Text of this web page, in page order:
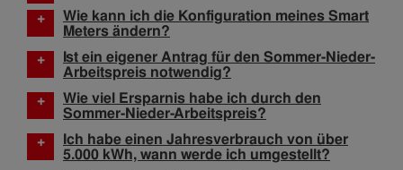
+
Wie kann ich die Konfiguration meines Smart
Meters ändern?
+
Ist ein eigener Antrag für den Sommer-Nieder-
Arbeitspreis notwendig?
+
Wie viel Ersparnis habe ich durch den
Sommer-Nieder-Arbeitspreis?
+
Ich habe einen Jahresverbrauch von über
5.000 kWh, wann werde ich umgestellt?